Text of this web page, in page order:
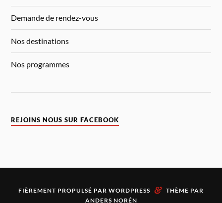
Demande de rendez-vous
Nos destinations
Nos programmes
REJOINS NOUS SUR FACEBOOK
FIÈREMENT PROPULSÉ PAR WORDPRESS & THÈME PAR
ANDERS NORÉN